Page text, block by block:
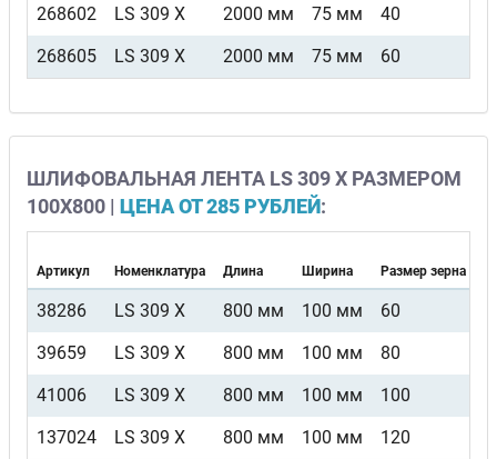
268602
LS 309 X 2000 мм 75 мм 40
268605
LS 309 X 2000 мм 75 мм 60
ШЛИФОВАЛЬНАЯ ЛЕНТА LS 309 X РАЗМЕРОМ
100Х800 | ЦЕНА ОТ 285 РУБЛЕЙ:
Артикул Номенклатура Длина Ширина Размер зерна
38286 LS 309 X 800 мм 100 мм 60
39659
LS 309 X 800 мм 100 мм 80
41006
LS 309 X 800 мм 100 мм 100
137024
LS 309 X 800 мм 100 мм 120